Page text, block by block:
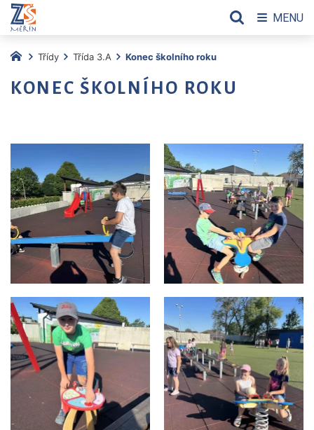
Třídy Třída 3.A Konec školního roku
KONEC ŠKOLNÍHO ROKU
MENU